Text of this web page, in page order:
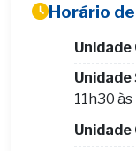
Horário
Unidade
11h30 às
Unidade